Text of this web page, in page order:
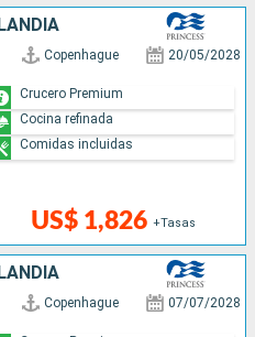
Copenhague 20/05/2028
US$ 1,826 +Tasas
Crucero Premium
Cocina refinada
Comidas incluidas
Copenhague 07/07/2028